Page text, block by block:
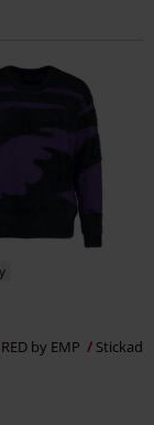
RED by EMP
Stickad